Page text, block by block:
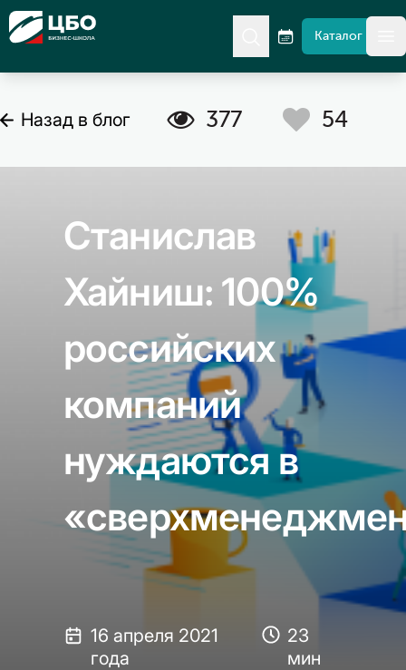
CBO
Каталог
Назад в блог A 377 C 54
Станислав
Хайниш: 100%
российских
компаний
нуждаются в
16 апреля 2021
года
23
мин